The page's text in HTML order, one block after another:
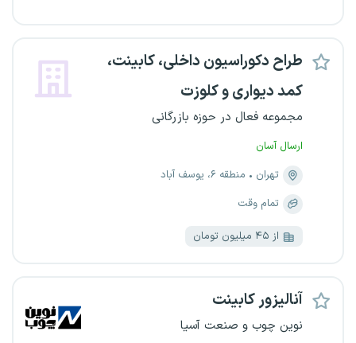
طراح دکوراسیون داخلی، کابینت،
کمد دیواری و کلوزت
مجموعه فعال در حوزه بازرگانی
ارسال آسان
تهران
منطقه ۶، یوسف آباد
تمام وقت
از ۴۵ میلیون تومان
آنالیزور کابینت
نوین چوب و صنعت آسیا